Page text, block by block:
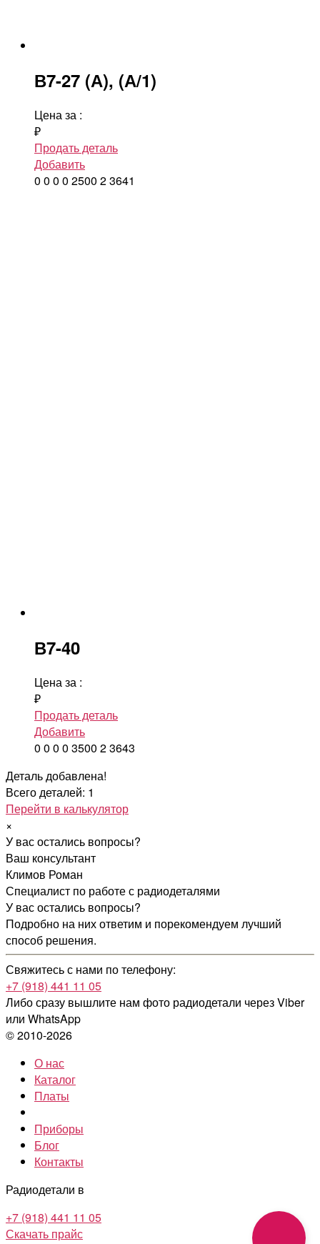
В7-27 (А), (А/1)
Цена за :
₽
Продать деталь
Добавить
0 0 0 0 2500 23641
В7-40
Цена за :
₽
Продать деталь
Добавить
0 0 0 0 3500 23643
Деталь добавлена!
Всего деталей: 1
Перейти в калькулятор
×
У вас остались вопросы?
Ваш консультант
Климов Роман
Специалист по работе с радиодеталями
У вас остались вопросы?
Подробно на них ответим и порекомендуем лучший
способ решения.
Свяжитесь с нами по телефону:
+7 (918) 441 11 05
Либо сразу вышлите нам фото радиодетали через Viber
или WhatsApp
© 2010-2026
О нас
Каталог
Платы
Приборы
Блог
Контакты
Радиодетали в
+7 (918) 441 11 05
Скачать прайс